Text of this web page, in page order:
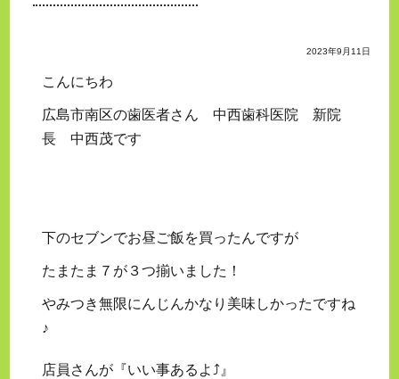
2023年9月11日
こんにちわ
広島市南区の歯医者さん 中西歯科医院 新院
長 中西茂です
下のセブンでお昼ご飯を買ったんですが
たまたま７が３つ揃いました！
やみつき無限にんじんかなり美味しかったですね
♪
店員さんが『いい事あるよ⤴︎』